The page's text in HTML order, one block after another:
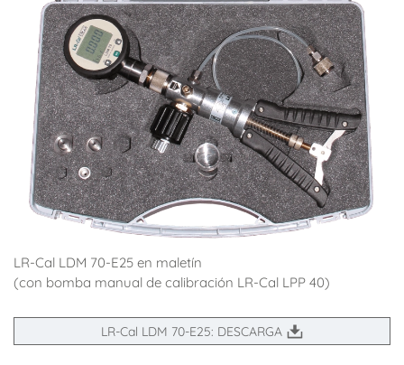
LR-Cal LDM 70-E25 en maletín
(con bomba manual de calibración LR-Cal LPP 40)
LR-Cal LDM 70-E25: DESCARGA